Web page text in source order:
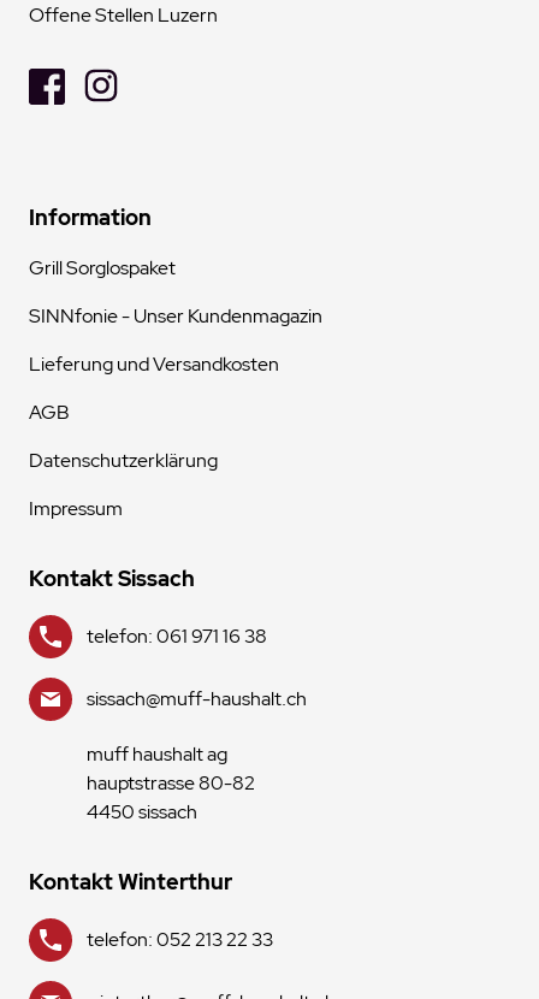
Offene Stellen Luzern
Information
Grill Sorglospaket
SINNfonie - Unser Kundenmagazin
Lieferung und Versandkosten
AGB
Datenschutzerklärung
Impressum
Kontakt Sissach
telefon: 061 971 16 38
sissach@muff-haushalt.ch
muff haushalt ag
hauptstrasse 80-82
4450 sissach
Kontakt Winterthur
telefon: 052 213 22 33